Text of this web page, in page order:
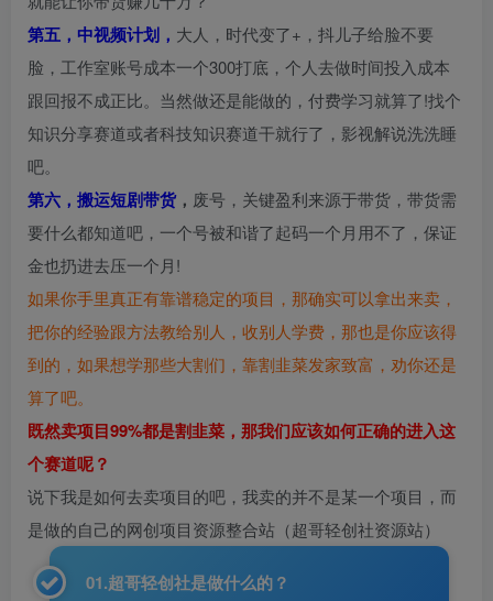
第五，中视频计划， 大人，时代变了+，抖儿子给脸不要
脸，工作室账号成本一个300打底，个人去做时间投入成本
跟回报不成正比。当然做还是能做的，付费学习就算了!找个
知识分享赛道或者科技知识赛道干就行了，影视解说洗洗睡
吧。
第六，搬运短剧带货， 废号，关键盈利来源于带货，带货需
要什么都知道吧，一个号被和谐了起码一个月用不了，保证
金也扔进去压一个月!
如果你手里真正有靠谱稳定的项目，那确实可以拿出来卖，
把你的经验跟方法教给别人，收别人学费，那也是你应该得
到的，如果想学那些大割们，靠割韭菜发家致富，劝你还是
算了吧。
既然卖项目99%都是割韭菜，那我们应该如何正确的进入这
个赛道呢？
说下我是如何去卖项目的吧，我卖的并不是某一个项目，而
是做的自己的网创项目资源整合站（超哥轻创社资源站）
01.超哥轻创社是做什么的？